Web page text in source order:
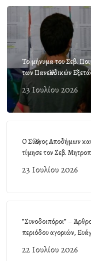
Το μήνυμα του Σεβ.
των Πανελλαδικών
23 Ιουλίου 2026
Ο Σύλλογος Αποδήμων
τίμησε τον Σεβ.
23 Ιουλίου 2026
”Συνοδοιπόροι” –
περιόδου αγοριών,
22 Ιουλίου 2026